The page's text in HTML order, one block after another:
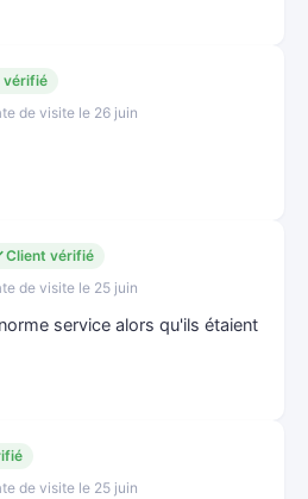
vérifié
de visite le 26 juin
Client vérifié
de visite le 25 juin
service alors qu'ils étaient
de visite le 25 juin